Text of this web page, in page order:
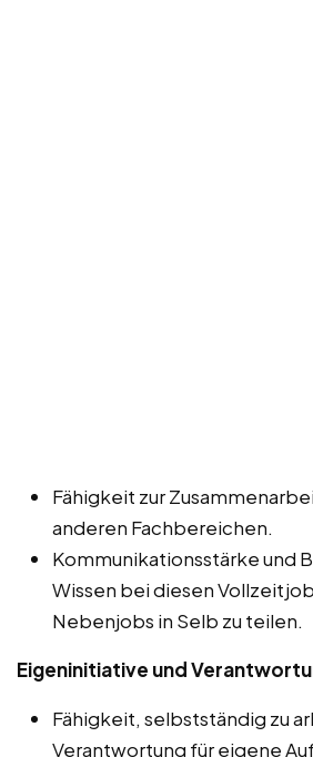
Fähigkeit zur
anderen Fachbereichen.
Kommunikationsstärke und
Wissen bei diesen
Nebenjobs in Selb zu teilen.
Eigeninitiative und
Fähigkeit, selbstständig zu
Verantwortung für eigene